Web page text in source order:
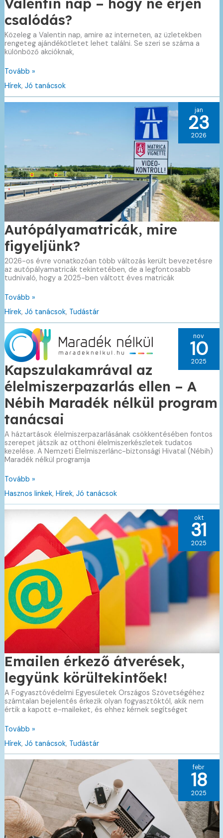
Valentin nap – hogy ne érjen
csalódás?
Közeleg a Valentin nap, amire az interneten, az üzletekben
rengeteg ajándékötletet lehet találni. Se szeri se száma a
különböző akcióknak,
Valentin
–
hogy
ne
Tovább »
Hírek, Jó tanácsok
Autópályamatricák, mire
figyeljünk?
2026-os évre vonatkozóan több változás került bevezetésre
az autópályamatricák tekintetében, de a legfontosabb
tudnivaló, hogy a 2025-ben váltott éves matricák
Autópályamatricák,
figyeljünk?
Tovább »
Hírek, Jó tanácsok, Tudástár
jan
23
2026
Kapszulakamrával az
élelmiszerpazarlás ellen – A
Nébih Maradék nélkül program
tanácsai
A háztartások élelmiszerpazarlásának csökkentésében fontos
szerepet játszik az otthoni élelmiszerkészletek tudatos
kezelése. A Nemzeti Élelmiszerlánc-biztonsági Hivatal (Nébih)
Maradék nélkül programja
Kapszulakamrával
élelmiszerpazarlás
ellen
–
Maradék
nélkül
program
tanácsai
Tovább »
Hasznos linkek, Hírek, Jó tanácsok
nov
10
2025
Emailen érkező átverések,
legyünk körültekintőek!
A Fogyasztóvédelmi Egyesületek Országos Szövetségéhez
számtalan bejelentés érkezik olyan fogyasztóktól, akik nem
értik a kapott e-maileket, és ehhez kérnek segítséget
Emailen
átverések,
legyünk
körültekintőek!
Tovább »
Hírek, Jó tanácsok, Tudástár
okt
31
2025
febr
18
2025